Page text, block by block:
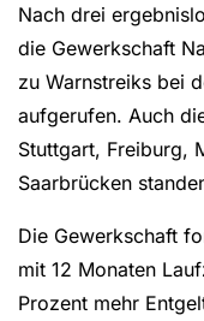
Nach drei
die Gewerkschaft
zu Warnstreiks bei
aufgerufen. Auch
Stuttgart, Freiburg,
Saarbrücken
Die Gewerkschaft
mit 12 Monaten
Prozent mehr